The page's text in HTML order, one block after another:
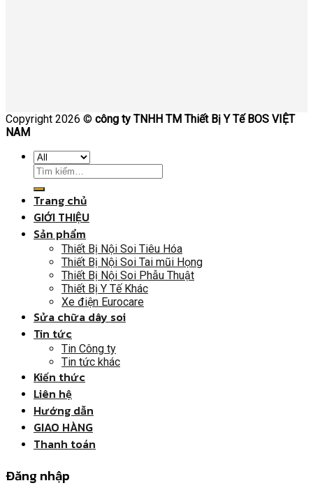
Copyright 2026 © công ty TNHH TM Thiết Bị Y Tế BOS VIỆT
NAM
Trang chủ
GIỚI THIỆU
Sản phẩm
Thiết Bị Nội Soi Tiêu Hóa
Thiết Bị Nội Soi Tai mũi Họng
Thiết Bị Nội Soi Phẫu Thuật
Thiết Bị Y Tế Khác
Xe điện Eurocare
Sửa chữa dây soi
Tin tức
Tin Công ty
Tin tức khác
Kiến thức
Liên hệ
Hướng dẫn
GIAO HÀNG
Thanh toán
Đăng nhập